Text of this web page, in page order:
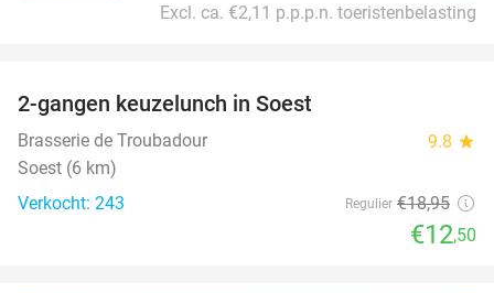
Excl. ca. €2,11 p.p.p.n. toeristenbelasting
2-gangen keuzelunch in Soest
Brasserie de Troubadour 9.8 star
Soest (6 km)
Verkocht: 243
Regulier €18,95
€12,50